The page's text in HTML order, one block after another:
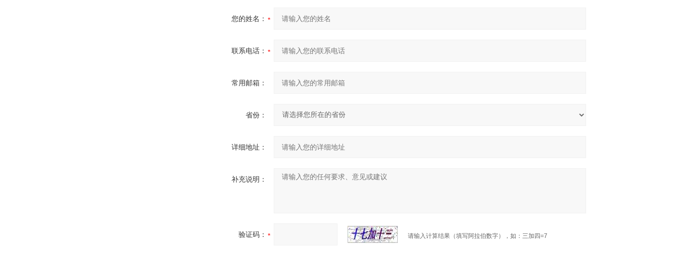
您的姓名：
联系电话：
常用邮箱：
省份：
详细地址：
补充说明：
验证码： 请输入计算结果（填写阿拉伯数字），如：三加四=7